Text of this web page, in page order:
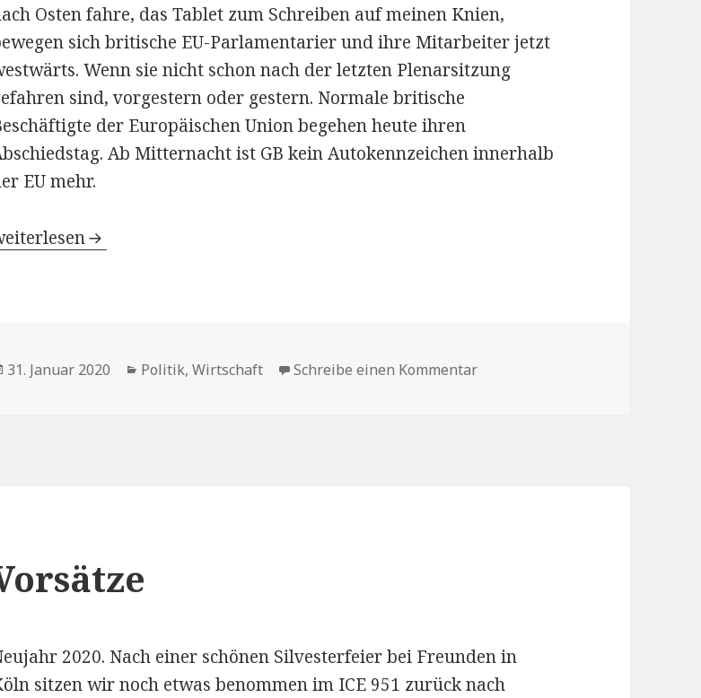
Osten fahre, das Tablet zum Schreiben auf meinen Knien,
sich britische EU-Parlamentarier und ihre Mitarbeiter jetzt
Wenn sie nicht schon nach der letzten Plenarsitzung
sind, vorgestern oder gestern. Normale britische
der Europäischen Union begehen heute ihren
Ab Mitternacht ist GB kein Autokennzeichen innerhalb
EU mehr.
Veröffentlicht
31. Januar 2020 Kategorien
Politik,Wirtschaft Schreibe einen Kommentar
2020. Nach einer schönen Silvesterfeier bei Freunden in
sitzen wir noch etwas benommen im ICE 951 zurück nach